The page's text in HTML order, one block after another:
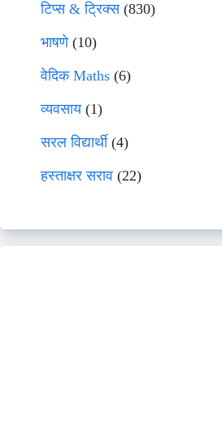
टिप्स & ट्रिक्स(830)
भाषणे(10)
वेदिक Maths (6)
व्यवसाय(1)
सरल विद्यार्थी(4)
हस्ताक्षर सराव (22)